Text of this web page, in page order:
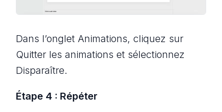
Dans l’onglet Animations, cliquez sur
Quitter les animations et sélectionnez
Disparaître.
Étape 4 : Répéter